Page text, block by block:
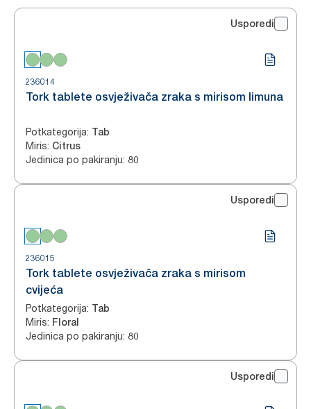
Usporedi
236014
Tork tablete osvježivača zraka s mirisom limuna
Potkategorija: Tab
Miris: Citrus
Jedinica po pakiranju: 80
Usporedi
236015
Tork tablete osvježivača zraka s mirisom
cvijeća
Potkategorija: Tab
Miris: Floral
Jedinica po pakiranju: 80
Usporedi